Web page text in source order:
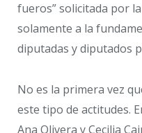
fueros” solicitada por
solamente a la
diputadas y diputados
No es la primera vez
este tipo de actitudes.
Ana Olivera y Cecilia